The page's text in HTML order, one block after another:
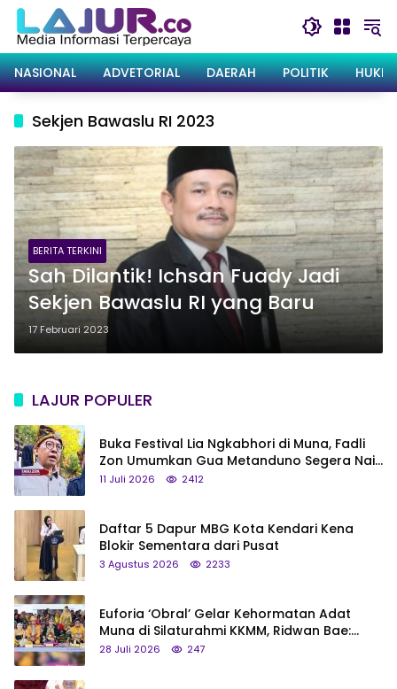
Langsung
konten
NASIONAL
ADVETORIAL DAERAH POLITIK
Sekjen Bawaslu RI 2023
BERITA TERKINI
Sah Dilantik! Ichsan Fuady Jadi
Sekjen Bawaslu RI yang Baru
17 Februari 2023
LAJUR POPULER
Buka Festival Lia Ngkabhori di Muna, Fadli
Zon Umumkan Gua Metanduno Segera Naik
Status Jadi Cagar Budaya Nasional
11 Juli 2026 2412
Daftar 5 Dapur MBG Kota Kendari Kena
Blokir Sementara dari Pusat
3 Agustus 2026 2233
Euforia ‘Obral’ Gelar Kehormatan Adat
Muna di Silaturahmi KKMM, Ridwan Bae:
Saya Bukan Tipe Begitu, Belum Pantas!
28 Juli 2026 247